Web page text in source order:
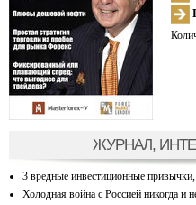
ЖУРНАЛ,
3 вредные инвестиционные
Холодная война с Россией никогда и